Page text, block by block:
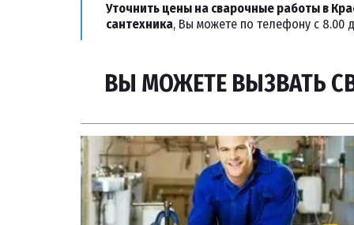
Уточнить цены на сварочные работы в
сантехника, Вы можете по телефону с 8.00
ВЫ МОЖЕТЕ ВЫЗВАТЬ